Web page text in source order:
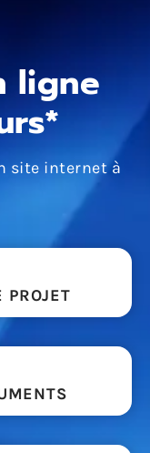
ligne
site internet à
PROJET